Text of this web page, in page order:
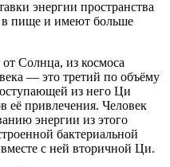
энергии пространства
в пище и имеют больше
Солнца, из космоса
— это третий по объёму
из него Ци
её привлечения. Человек
энергии из этого
бактериальной
с ней вторичной Ци.